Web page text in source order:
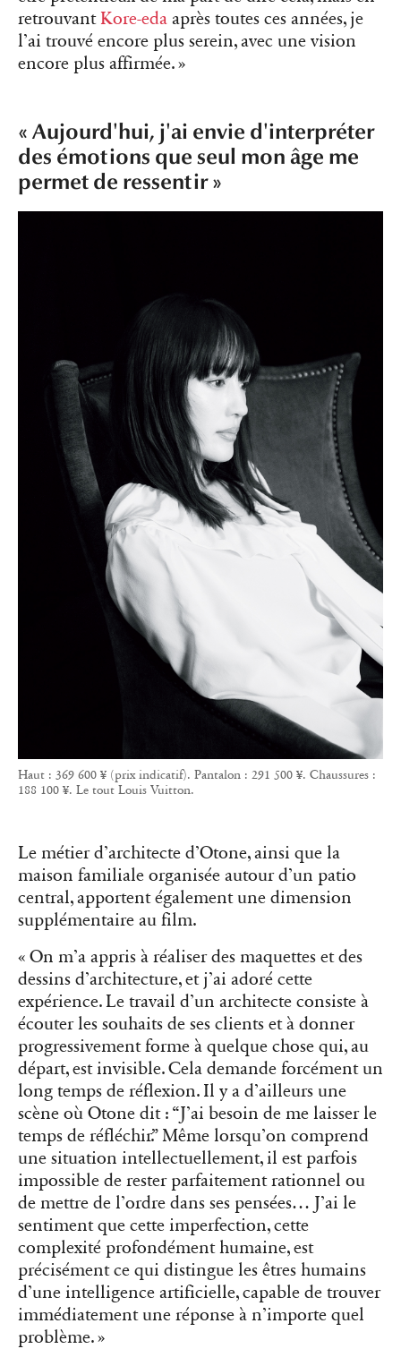
retrouvant Kore-eda après toutes ces années, je
l’ai trouvé encore plus serein, avec une vision
encore plus affirmée. »
« Aujourd'hui, j'ai envie d'interpréter
des émotions que seul mon âge me
permet de ressentir »
Haut : 369 600 ¥ (prix indicatif). Pantalon : 291 500 ¥. Chaussures :
188 100 ¥. Le tout Louis Vuitton.
Le métier d’architecte d’Otone, ainsi que la
maison familiale organisée autour d’un patio
central, apportent également une dimension
supplémentaire au film.
« On m’a appris à réaliser des maquettes et des
dessins d’architecture, et j’ai adoré cette
expérience. Le travail d’un architecte consiste à
écouter les souhaits de ses clients et à donner
progressivement forme à quelque chose qui, au
départ, est invisible. Cela demande forcément un
long temps de réflexion. Il y a d’ailleurs une
scène où Otone dit : “J’ai besoin de me laisser le
temps de réfléchir.” Même lorsqu’on comprend
une situation intellectuellement, il est parfois
impossible de rester parfaitement rationnel ou
de mettre de l’ordre dans ses pensées… J’ai le
sentiment que cette imperfection, cette
complexité profondément humaine, est
précisément ce qui distingue les êtres humains
d’une intelligence artificielle, capable de trouver
immédiatement une réponse à n’importe quel
problème. »